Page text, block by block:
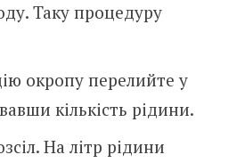
Таку процедуру
окропу перелийте у
кількість рідини.
На літр рідини